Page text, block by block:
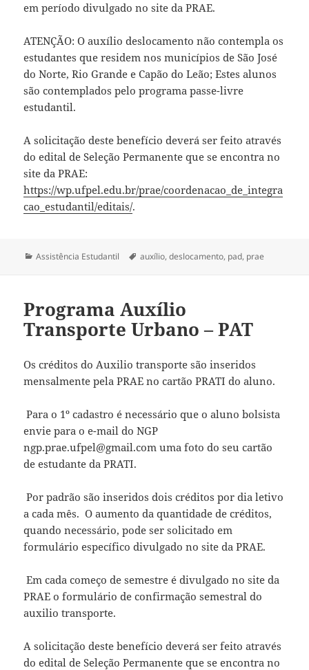
em período divulgado no site da PRAE.
ATENÇÃO: O auxílio deslocamento não contempla os
estudantes que residem nos municípios de São José
do Norte, Rio Grande e Capão do Leão; Estes alunos
são contemplados pelo programa passe-livre
estudantil.
A solicitação deste benefício deverá ser feito através
do edital de Seleção Permanente que se encontra no
site da PRAE:
https://wp.ufpel.edu.br/prae/coordenacao_de_integra
cao_estudantil/editais/.
Categorias
Assistência Estudantil Tags
auxílio,deslocamento, pad, prae
Programa Auxílio
Transporte Urbano – PAT
Os créditos do Auxilio transporte são inseridos
mensalmente pela PRAE no cartão PRATI do aluno.
Para o 1º cadastro é necessário que o aluno bolsista
envie para o e-mail do NGP
ngp.prae.ufpel@gmail.com uma foto do seu cartão
de estudante da PRATI.
Por padrão são inseridos dois créditos por dia letivo
a cada mês. O aumento da quantidade de créditos,
quando necessário, pode ser solicitado em
formulário específico divulgado no site da PRAE.
Em cada começo de semestre é divulgado no site da
PRAE o formulário de confirmação semestral do
auxilio transporte.
A solicitação deste benefício deverá ser feito através
do edital de Seleção Permanente que se encontra no